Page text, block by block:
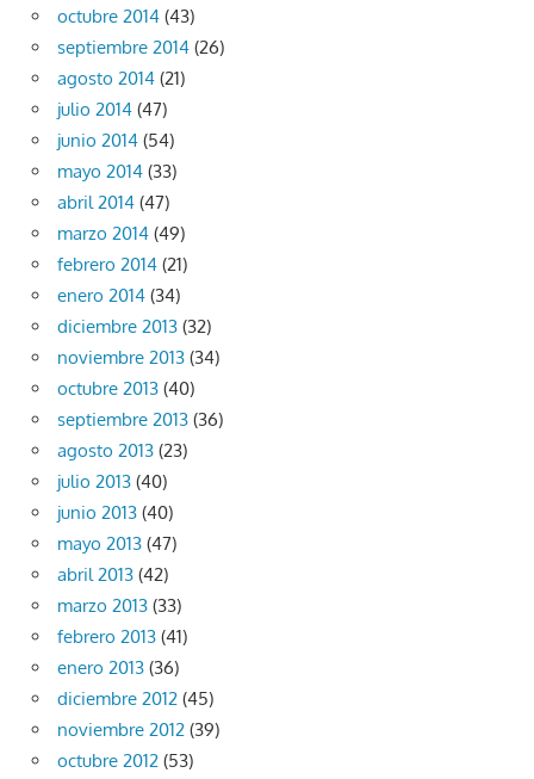
octubre 2014 (43)
septiembre 2014 (26)
agosto 2014 (21)
julio 2014 (47)
junio 2014 (54)
mayo 2014 (33)
abril 2014 (47)
marzo 2014 (49)
febrero 2014 (21)
enero 2014 (34)
diciembre 2013 (32)
noviembre 2013 (34)
octubre 2013 (40)
septiembre 2013 (36)
agosto 2013 (23)
julio 2013 (40)
junio 2013 (40)
mayo 2013 (47)
abril 2013 (42)
marzo 2013 (33)
febrero 2013 (41)
enero 2013 (36)
diciembre 2012 (45)
noviembre 2012 (39)
octubre 2012 (53)